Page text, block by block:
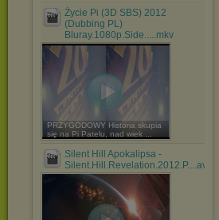
Życie Pi (3D SBS) 2012
(Dubbing PL)
Bluray.1080p.Side.....mkv
PRZYGODOWY Historia skupia
się na Pi Patelu, nad wiek ...
Silent Hill Apokalipsa -
Silent.Hill.Revelation.2012.P....avi